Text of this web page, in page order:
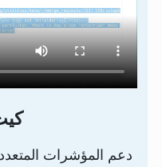
دعم المؤشرات